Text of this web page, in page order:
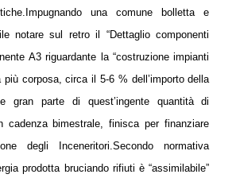
Impugnando una comune bolletta e
notare sul retro il “Dettaglio componenti
A3 riguardante la “costruzione impianti
più corposa,circa il 5-6 % dell’importo della
gran parte di quest’ingente quantità di
cadenza bimestrale, finisca per finanziare
degli Inceneritori.Secondo normativa
prodotta bruciando rifiuti è “assimilabile”